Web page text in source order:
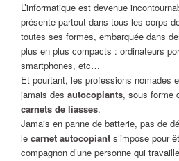
L’informatique est devenue
présente partout dans tous les corps
toutes ses formes, embarquée dans
plus en plus compacts : ordinateurs
smartphones, etc…
Et pourtant, les professions nomades
jamais des autocopiants, sous forme
carnets de liasses.
Jamais en panne de batterie, pas de
le carnet autocopiants’impose pour
compagnon d’une personne qui